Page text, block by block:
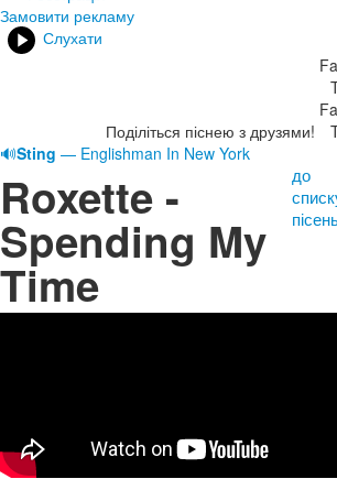
Замовити рекламу
Слухати
Поділіться піснею з друзями!
🔊Sting — Englishman In New York
Roxette -
Spending My
Time
до